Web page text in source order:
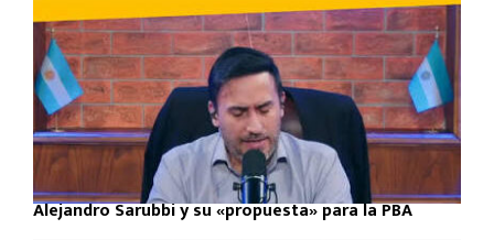
Alejandro Sarubbi y su «propuesta» para la PBA